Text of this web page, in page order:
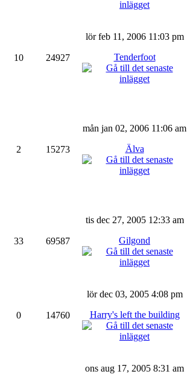
10 24927
lör feb 11, 2006 11:03 pm
Tenderfoot
2 15273
mån jan 02, 2006 11:06 am
Älva
33 69587
tis dec 27, 2005 12:33 am
Gilgond
0 14760
lör dec 03, 2005 4:08 pm
Harry's left the building
ons aug 17, 2005 8:31 am